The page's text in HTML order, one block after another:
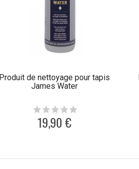
Produit de nettoyage pour tapis
James Water
19,90 €